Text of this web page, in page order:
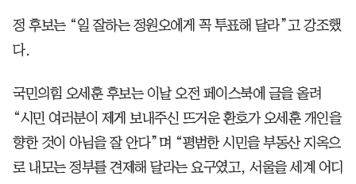
정 후보는 “일 잘하는 정원오에게 꼭 투표해 달라”고 강조했
다.
국민의힘 오세훈 후보는 이날 오전 페이스북에 글을 올려
“시민 여러분이 제게 보내주신 뜨거운 환호가 오세훈 개인을
향한 것이 아님을 잘 안다”며 “평범한 시민을 부동산 지옥으
로 내모는 정부를 견제해 달라는 요구였고, 서울을 세계 어디